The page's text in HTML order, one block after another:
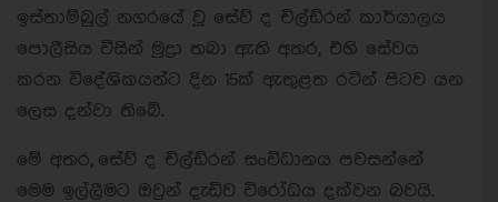
ඉස්තාම්බුල් නගරයේ වූ සේව් ද චිල්ඩ්රන් කාර්යාලය
පොලීසිය විසින් මුද්‍රා තබා ඇති අතර, එහි සේවය
කරන විදේශිකයන්ට දින 15ක් ඇතුළත රටින් පිටව යන
ලෙස දන්වා තිබේ.
මේ අතර, සේව් ද චිල්ඩ්රන් සංවිධානය පවසන්නේ
මෙම ඉල්ලීමට ඔවුන් දැඩිව විරෝධය දක්වන බවයි.